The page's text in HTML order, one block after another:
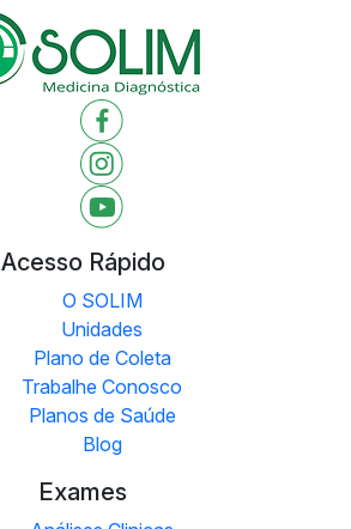
Acesso Rápido
O SOLIM
Unidades
Plano de Coleta
Trabalhe Conosco
Planos de Saúde
Blog
Exames